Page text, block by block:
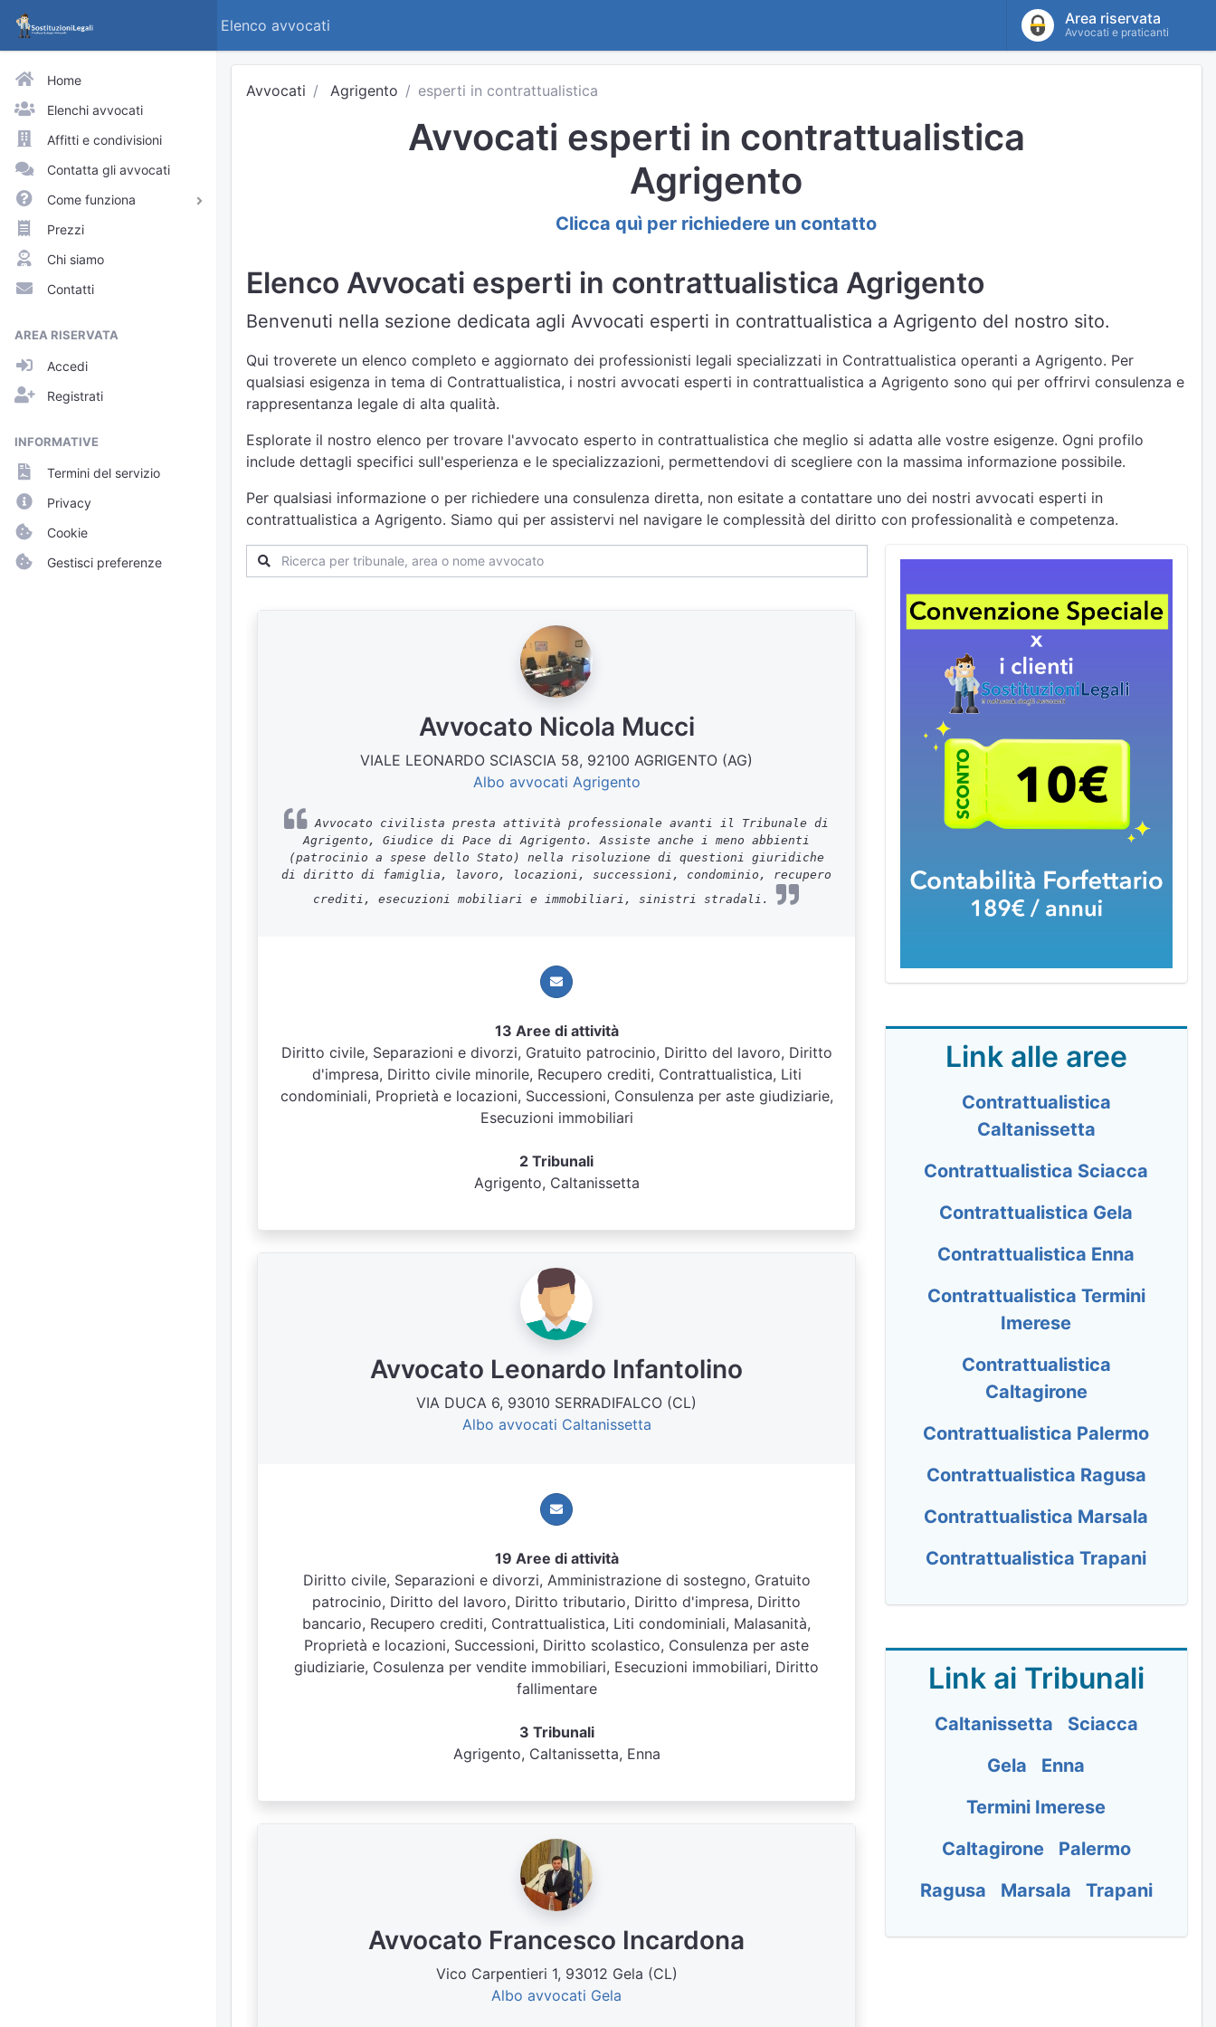
Elenco avvocati Area riservata
Avvocati e praticanti
Home
Elenchi avvocati
Affitti e condivisioni
Contatta gli avvocati
Come funziona
Avvocati e praticanti
Visitatori del sito
Approfondimenti
Profili pubblici
Richieste
Prezzi
Chi siamo
Contatti
AREA RISERVATA
Accedi
Registrati
INFORMATIVE
Termini del servizio
Privacy
Cookie
Gestisci preferenze
Avvocati Agrigento esperti in contrattualistica
Avvocati esperti in contrattualistica
Agrigento
Clicca quì per richiedere un contatto
Elenco Avvocati esperti in contrattualistica Agrigento
Benvenuti nella sezione dedicata agli Avvocati esperti in contrattualistica a Agrigento del nostro sito.
Qui troverete un elenco completo e aggiornato dei professionisti legali specializzati in Contrattualistica operanti a Agrigento. Per
qualsiasi esigenza in tema di Contrattualistica, i nostri avvocati esperti in contrattualistica a Agrigento sono qui per offrirvi consulenza e
rappresentanza legale di alta qualità.
Esplorate il nostro elenco per trovare l'avvocato esperto in contrattualistica che meglio si adatta alle vostre esigenze. Ogni profilo
include dettagli specifici sull'esperienza e le specializzazioni, permettendovi di scegliere con la massima informazione possibile.
Per qualsiasi informazione o per richiedere una consulenza diretta, non esitate a contattare uno dei nostri avvocati esperti in
contrattualistica a Agrigento. Siamo qui per assistervi nel navigare le complessità del diritto con professionalità e competenza.
Avvocato Nicola Mucci
VIALE LEONARDO SCIASCIA 58, 92100 AGRIGENTO (AG)
Albo avvocati Agrigento
Avvocato civilista presta attività professionale avanti il Tribunale di
Agrigento, Giudice di Pace di Agrigento. Assiste anche i meno abbienti
(patrocinio a spese dello Stato) nella risoluzione di questioni giuridiche
di diritto di famiglia, lavoro, locazioni, successioni, condominio, recupero
crediti, esecuzioni mobiliari e immobiliari, sinistri stradali.
13 Aree di attività
Diritto civile, Separazioni e divorzi, Gratuito patrocinio, Diritto del lavoro, Diritto
d'impresa, Diritto civile minorile, Recupero crediti, Contrattualistica, Liti
condominiali, Proprietà e locazioni, Successioni, Consulenza per aste giudiziarie,
Esecuzioni immobiliari
2 Tribunali
Agrigento, Caltanissetta
Avvocato Leonardo Infantolino
VIA DUCA 6, 93010 SERRADIFALCO (CL)
Albo avvocati Caltanissetta
19 Aree di attività
Diritto civile, Separazioni e divorzi, Amministrazione di sostegno, Gratuito
patrocinio, Diritto del lavoro, Diritto tributario, Diritto d'impresa, Diritto
bancario, Recupero crediti, Contrattualistica, Liti condominiali, Malasanità,
Proprietà e locazioni, Successioni, Diritto scolastico, Consulenza per aste
giudiziarie, Cosulenza per vendite immobiliari, Esecuzioni immobiliari, Diritto
fallimentare
3 Tribunali
Agrigento, Caltanissetta, Enna
Avvocato Francesco Incardona
Vico Carpentieri 1, 93012 Gela (CL)
Albo avvocati Gela
Link alle aree
Contrattualistica
Caltanissetta
Contrattualistica Sciacca
Contrattualistica Gela
Contrattualistica Enna
Contrattualistica Termini
Imerese
Contrattualistica
Caltagirone
Contrattualistica Palermo
Contrattualistica Ragusa
Contrattualistica Marsala
Contrattualistica Trapani
Link ai Tribunali
Caltanissetta
Sciacca
Gela
Enna
Termini Imerese
Caltagirone
Palermo
Ragusa
Marsala Trapani